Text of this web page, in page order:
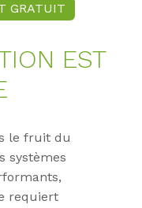
GRATUIT
EST
le fruit du
systèmes
requiert